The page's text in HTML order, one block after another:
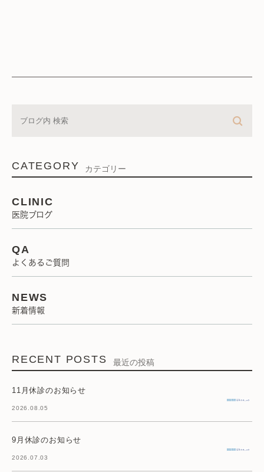
CATEGORY カテゴリー
CLINIC
医院ブログ
QA
よくあるご質問
NEWS
新着情報
RECENT POSTS 最近の投稿
11月休診のお知らせ
2026.08.05
9月休診のお知らせ
2026.07.03